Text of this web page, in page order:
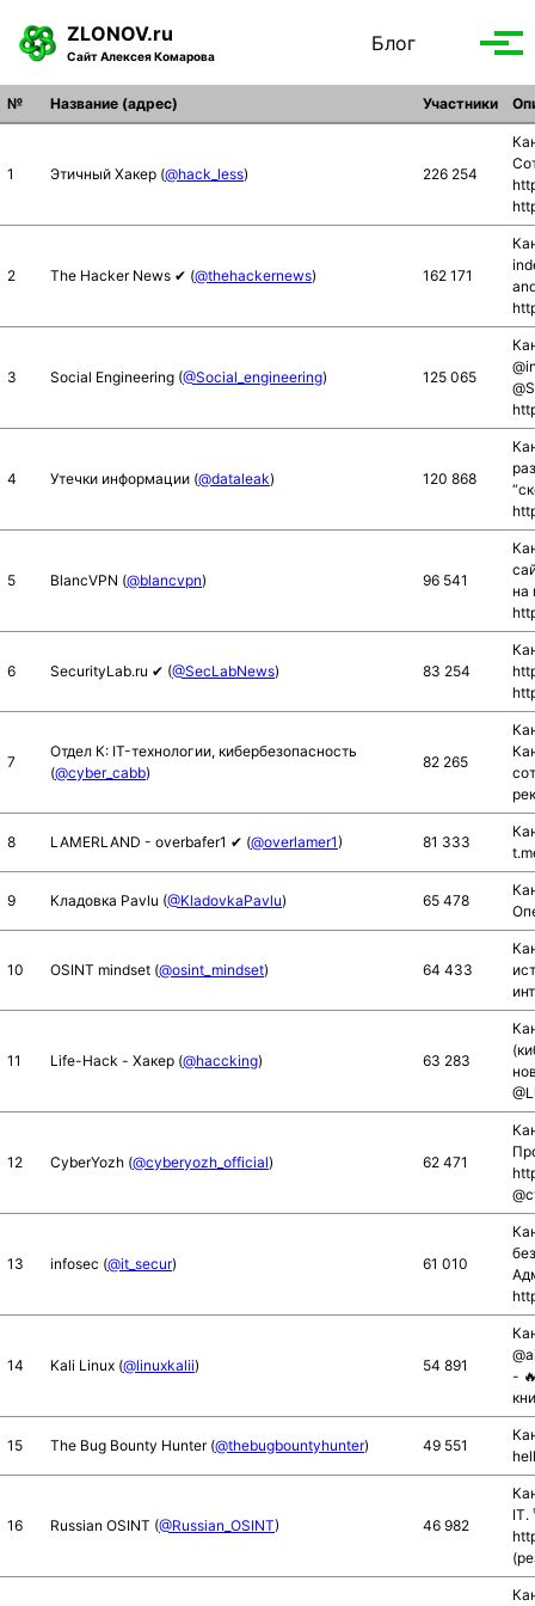
p
t
p
m
r
n
a
p
t
n
p
t
r
ZLONOV.ru
Сайт Алексея Комарова
Блог
Toggle
№ Название (адрес) Участники
1 Этичный Хакер (@hack_less) 226 254
2 The Hacker News ✔ (@thehackernews) 162 171
3 Social Engineering (@Social_engineering) 125 065
4 Утечки информации (@dataleak) 120 868
5 BlancVPN (@blancvpn) 96 541
на
6 SecurityLab.ru ✔ (@SecLabNews) 83 254
7
Отдел К: IT-технологии, кибербезопасность
(@cyber_cabb)
82 265
8 LAMERLAND - overbafer1 ✔ (@overlamer1) 81 333
9 Кладовка Pavlu (@KladovkaPavlu) 65 478
10 OSINT mindset (@osint_mindset) 64 433
11 Life-Hack - Хакер (@haccking) 63 283
12 CyberYozh (@cyberyozh_official) 62 471
13 infosec (@it_secur) 61 010
14 Kali Linux (@linuxkalii) 54 891
-
15 The Bug Bounty Hunter (@thebugbountyhunter) 49 551
16 Russian OSINT (@Russian_OSINT) 46 982
IT.